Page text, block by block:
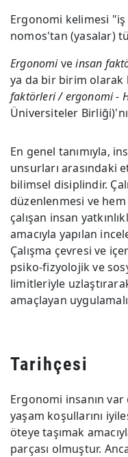
Ergonomi kelimesi
nomos'tan (yasalar)
Ergonomiveinsan
ya da bir birim olarak
faktörleri / ergonomi -
Üniversiteler
En genel tanımıyla,
unsurları arasındaki
bilimsel disiplindir.
düzenlenmesi ve
çalışan insan
amacıyla yapılan
Çalışma çevresi ve
psiko-fizyolojik ve
limitleriyle
amaçlayan
Tarihçesi
Ergonomi insanın
yaşam koşullarını
öteye taşımak
parçası olmuştur.